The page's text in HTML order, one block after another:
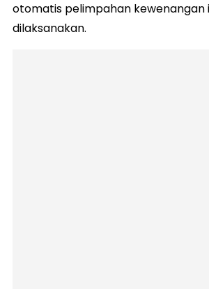
otomatis pelimpahan kewenangan
dilaksanakan.